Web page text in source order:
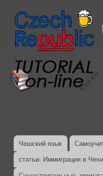
Главное меню
Чешский язык
статьи: Иммиграция в